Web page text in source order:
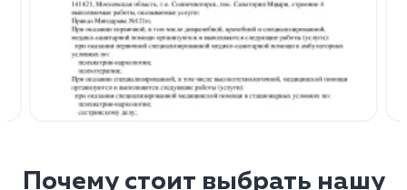
Почему стоит выбрать нашу